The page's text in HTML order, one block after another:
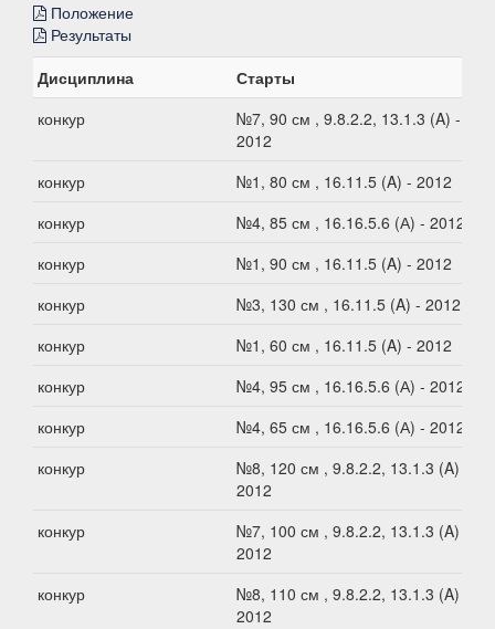
Положение
Результаты
Дисциплина
Старты
конкур
№7, 90 см , 9.8.2.2, 13.1.3 (A) -
2012
конкур
№1, 80 см , 16.11.5 (A) - 2012
конкур
№4, 85 см , 16.16.5.6 (А) - 2012
конкур
№1, 90 см , 16.11.5 (A) - 2012
конкур
№3, 130 см , 16.11.5 (A) - 2012
конкур
№1, 60 см , 16.11.5 (A) - 2012
конкур
№4, 95 см , 16.16.5.6 (А) - 2012
конкур
№4, 65 см , 16.16.5.6 (А) - 2012
конкур
№8, 120 см , 9.8.2.2, 13.1.3 (A) -
2012
конкур
№7, 100 см , 9.8.2.2, 13.1.3 (A) -
2012
конкур
№8, 110 см , 9.8.2.2, 13.1.3 (A) -
2012